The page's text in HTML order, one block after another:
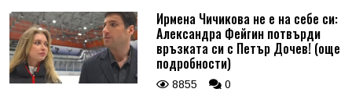
Ирмена Чичикова не е на себе си:
Александра Фейгин потвърди
връзката си с Петър Дочев! (още
подробности)
8855 0